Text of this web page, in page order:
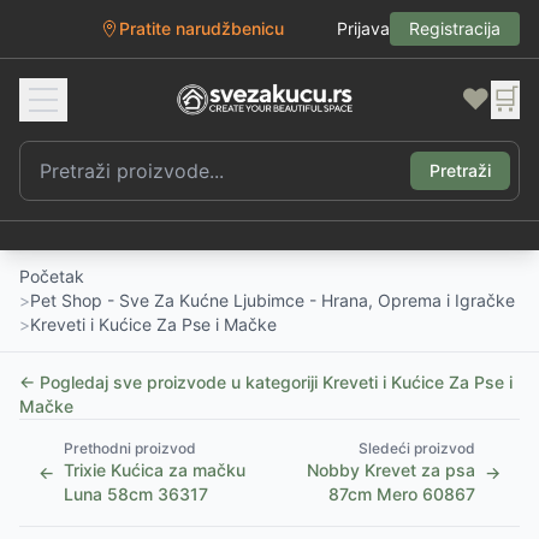
Pratite narudžbenicu Prijava Registracija
❤️ 🛒
Pretraži
Početak
>Pet Shop - Sve Za Kućne Ljubimce - Hrana, Oprema i Igračke
>Kreveti i Kućice Za Pse i Mačke
← Pogledaj sve proizvode u kategoriji Kreveti i Kućice Za Pse i
Mačke
←
Prethodni proizvod
Trixie Kućica za mačku
Luna 58cm 36317
Sledeći proizvod
Nobby Krevet za psa
87cm Mero 60867
→